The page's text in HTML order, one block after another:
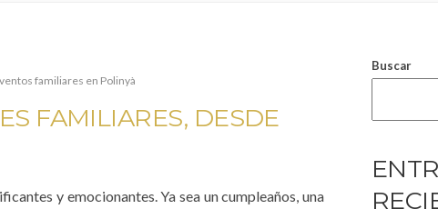
familiares en Polinyà
FAMILIARES, DESDE
y emocionantes. Ya sea un cumpleaños, una
Buscar